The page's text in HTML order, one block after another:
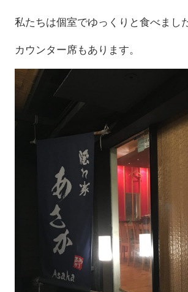
私たちは個室でゆっくりと食べまし
カウンター席もあります。